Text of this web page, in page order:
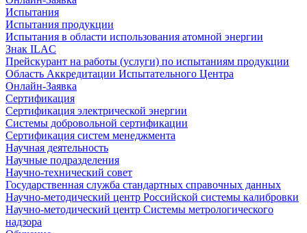
Испытания
Испытания продукции
Испытания в области использования атомной энергии
Знак ILAC
Прейскурант на работы (услуги) по испытаниям продукции
Область Аккредитации Испытательного Центра
Онлайн-Заявка
Сертификация
Сертификация электрической энергии
Системы добровольной сертификации
Сертификация систем менеджмента
Научная деятельность
Научные подразделения
Научно-технический совет
Государственная служба стандартных справочных данных
Научно-методический центр Российской системы калибровки
Научно-методический центр Системы метрологического
надзора